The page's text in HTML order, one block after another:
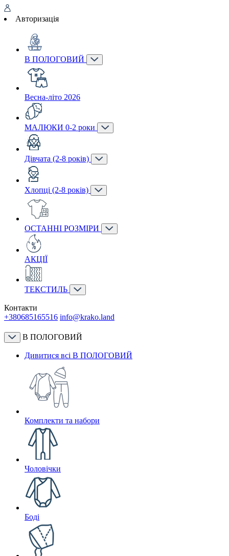
Авторизація
В ПОЛОГОВИЙ
Весна-літо 2026
МАЛЮКИ 0-2 роки
Дівчата (2-8 років)
Хлопці (2-8 років)
ОСТАННІ РОЗМІРИ
АКЦІЇ
ТЕКСТИЛЬ
Контакти
+380685165516 info@krako.land
В ПОЛОГОВИЙ
Дивитися всі В ПОЛОГОВИЙ
Комплекти та набори
Чоловічки
Боді